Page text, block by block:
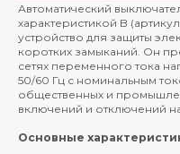
Автоматический
характеристикой B
устройство для защиты
коротких замыканий. Он
сетях переменного тока
50/60 Гц с номинальным
общественных и
включений и отключений
Основные